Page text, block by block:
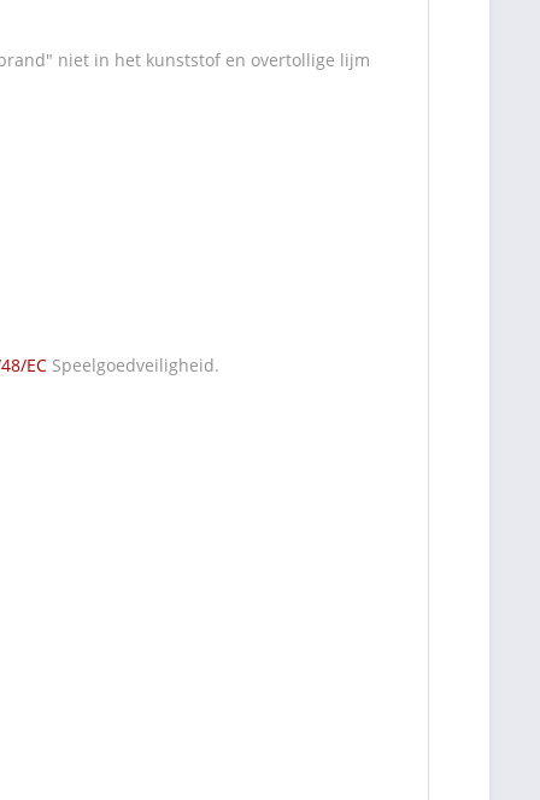
niet in het kunststof en overtollige lijm
EC Speelgoedveiligheid.